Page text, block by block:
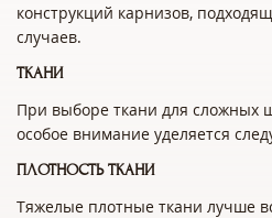
конструкций карнизов,
случаев.
ТКАНИ
При выборе ткани для сложных
особое внимание уделяется
ПЛОТНОСТЬ ТКАНИ
Тяжелые плотные ткани лучше